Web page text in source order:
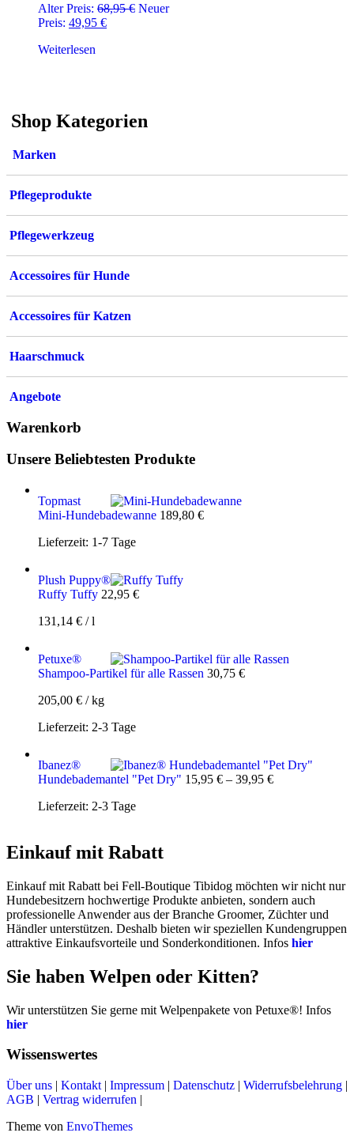
werden
Alter Preis: 68,95€ Ursprünglicher
Neuer
Preis: 49,95 €Aktueller
Weiterlesen
Shop Kategorien
Marken
Pflegeprodukte
Pflegewerkzeug
Accessoires für Hunde
Accessoires für Katzen
Haarschmuck
Angebote
Warenkorb
Unsere Beliebtesten Produkte
Topmast
Mini-Hundebadewanne 189,80 €
Lieferzeit: 1-7 Tage
Plush Puppy®
Ruffy Tuffy 22,95 €
131,14 € /l
Petuxe®
Shampoo-Partikel für alle Rassen 30,75 €
205,00 € /kg
Lieferzeit: 2-3 Tage
Ibanez®
Hundebademantel "Pet Dry" 15,95 € – 39,95 €
Lieferzeit: 2-3 Tage
Einkauf mit Rabatt
Einkauf mit Rabatt bei Fell-Boutique Tibidog möchten wir nicht nur
Hundebesitzern hochwertige Produkte anbieten, sondern auch
professionelle Anwender aus der Branche Groomer, Züchter und
Händler unterstützen. Deshalb bieten wir speziellen Kundengruppen
attraktive Einkaufsvorteile und Sonderkonditionen. Infos hier
Sie haben Welpen oder Kitten?
Wir unterstützen Sie gerne mit Welpenpakete von Petuxe®! Infos
hier
Wissenswertes
Über uns | Kontakt | Impressum | Datenschutz | Widerrufsbelehrung |
AGB | Vertrag widerrufen |
Theme von EnvoThemes